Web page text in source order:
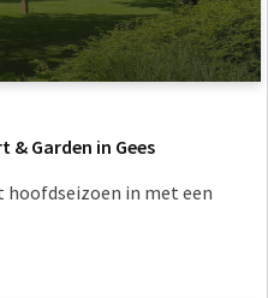
& Garden in Gees
hoofdseizoen in met een